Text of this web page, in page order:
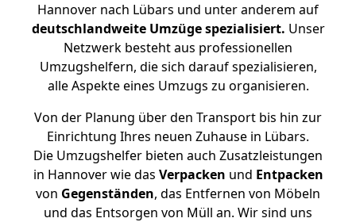
Hannover nach Lübars und unter anderem auf
deutschlandweite Umzüge spezialisiert. Unser
Netzwerk besteht aus professionellen
Umzugshelfern, die sich darauf spezialisieren,
alle Aspekte eines Umzugs zu organisieren.
Von der Planung über den Transport bis hin zur
Einrichtung Ihres neuen Zuhause in Lübars.
Die Umzugshelfer bieten auch Zusatzleistungen
in Hannover wie das Verpacken und Entpacken
von Gegenständen, das Entfernen von Möbeln
und das Entsorgen von Müll an. Wir sind uns